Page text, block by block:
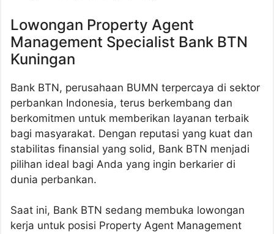
Lowongan Property Agent
Management Specialist Bank BTN
Kuningan
Bank BTN, perusahaan BUMN terpercaya di sektor
perbankan Indonesia, terus berkembang dan
berkomitmen untuk memberikan layanan terbaik
bagi masyarakat. Dengan reputasi yang kuat dan
stabilitas finansial yang solid, Bank BTN menjadi
pilihan ideal bagi Anda yang ingin berkarier di
dunia perbankan.
Saat ini, Bank BTN sedang membuka lowongan
kerja untuk posisi Property Agent Management